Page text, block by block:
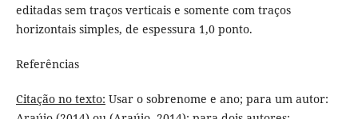
editadas sem traços verticais e somente com traços
horizontais simples, de espessura 1,0 ponto.
Referências
Citação no texto: Usar o sobrenome e ano; para um autor: